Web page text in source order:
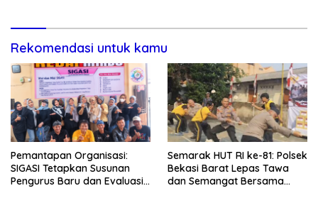
Rekomendasi untuk kamu
Pemantapan Organisasi:
SIGASI Tetapkan Susunan
Pengurus Baru dan Evaluasi
Semarak HUT RI ke-81: Polsek
Bekasi Barat Lepas Tawa
dan Semangat Bersama